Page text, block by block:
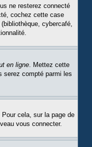
ne resterez connecté
cochez cette case
cybercafé,
en ligne. Mettez cette
serez compté parmi les
cela, sur la page de
vous connecter.